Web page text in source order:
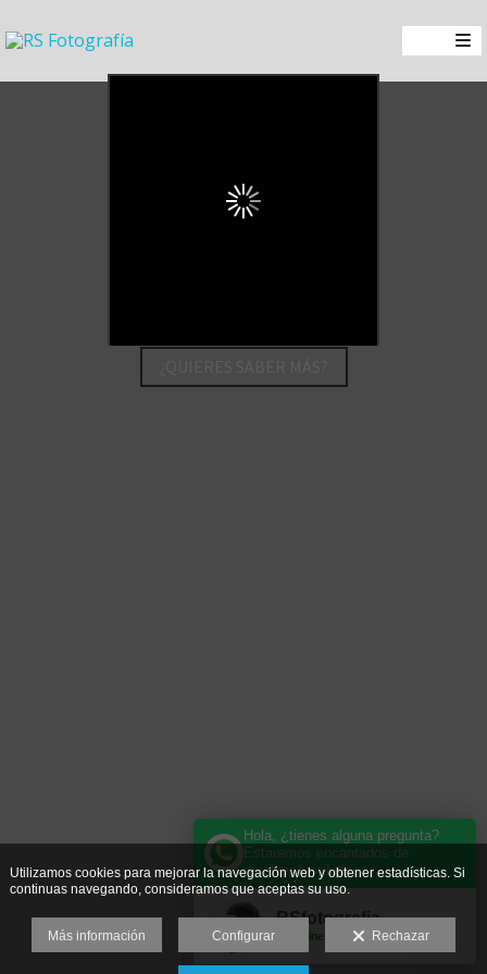
Utilizamos cookies para mejorar la navegación web y obtener estadísticas. Si
continuas navegando, consideramos que aceptas su uso.
Más información Configurar Rechazar
Hola, ¿tienes alguna pregunta?
Estaremos encantados de
resolver tus dudas.
RSfotografia
Online